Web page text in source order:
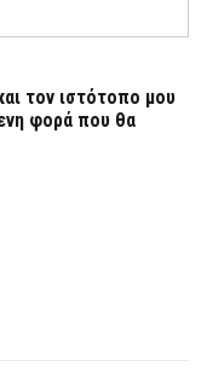
τον ιστότοπο μου
φορά που θα